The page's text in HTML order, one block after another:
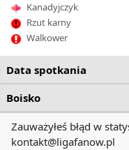
Kanadyjczyk
Rzut karny
Walkower
Data spotkania
Boisko
Zauważyłeś błąd w
kontakt@ligafanow.pl